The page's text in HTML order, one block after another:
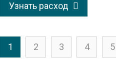
Узнать расход
1 2 3 4 5